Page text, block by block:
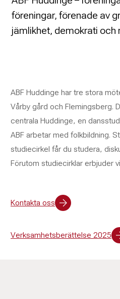
föreningar, förenade av
jämlikhet, demokrati och
ABF Huddinge har tre stora
Vårby gård och Flemingsberg.
centrala Huddinge, en
ABF arbetar med folkbildning.
studiecirkel får du studera,
Förutom studiecirklar erbjuder
Kontakta oss
Verksamhetsberättelse 2025